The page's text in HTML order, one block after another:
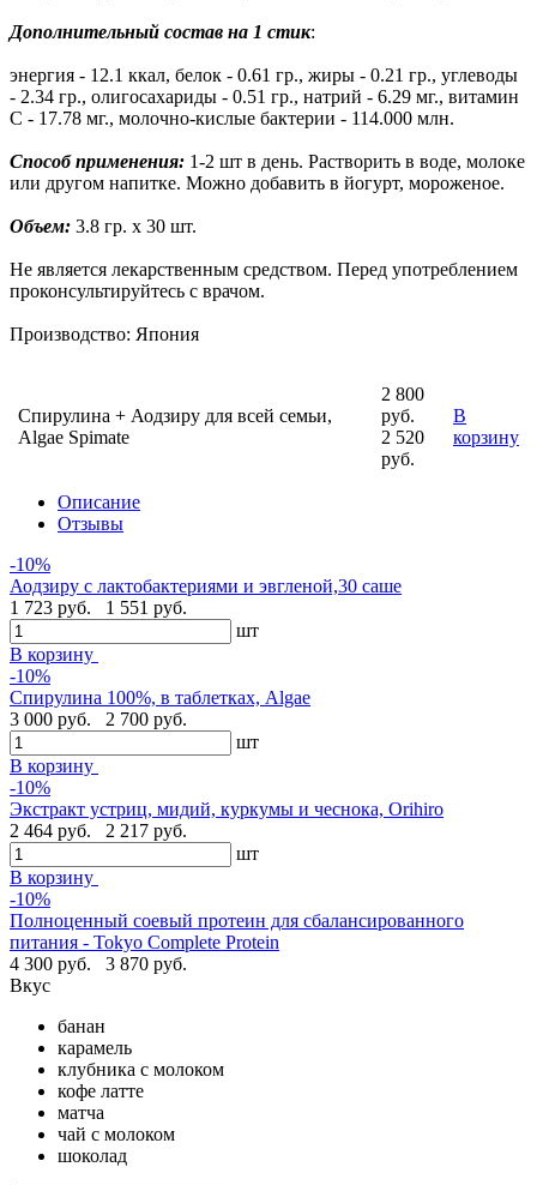
Дополнительный состав на 1 стик:
энергия - 12.1 ккал, белок - 0.61 гр., жиры - 0.21 гр., углеводы
- 2.34 гр., олигосахариды - 0.51 гр., натрий - 6.29 мг., витамин
С - 17.78 мг., молочно-кислые бактерии - 114.000 млн.
Способ применения: 1-2 шт в день. Растворить в воде, молоке
или другом напитке. Можно добавить в йогурт, мороженое.
Объем: 3.8 гр. x 30 шт.
Не является лекарственным средством. Перед употреблением
проконсультируйтесь с врачом.
Производство: Япония
Спирулина + Аодзиру для всей семьи,
Algae Spimate
2 800
руб.
2 520
руб.
В
корзину
Описание
Отзывы
-10%
Аодзиру с лактобактериями и эвгленой,30 саше
1 723 руб.
1 551 руб.
шт
В корзину
-10%
Спирулина 100%, в таблетках, Algae
3 000 руб.
2 700 руб.
шт
В корзину
-10%
Экстракт устриц, мидий, куркумы и чеснока, Orihiro
2 464 руб.
2 217 руб.
шт
В корзину
-10%
Полноценный соевый протеин для сбалансированного
питания - Tokyo Complete Protein
4 300 руб.
3 870 руб.
Вкус
банан
карамель
клубника с молоком
кофе латте
матча
чай с молоком
шоколад